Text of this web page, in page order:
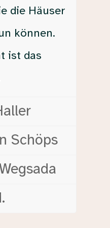
die Häuser
können.
ist das
Schöps